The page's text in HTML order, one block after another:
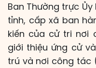
Ban Thường trực
tỉnh, cấp xã ban
kiến của cử tri nơi
giới thiệu ứng cử
trú và nơi công tác